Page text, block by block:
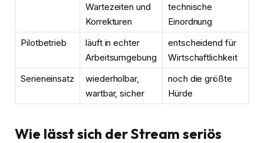
Wartezeiten und
Korrekturen
technische
Einordnung
Pilotbetrieb
läuft in echter
Arbeitsumgebung
entscheidend für
Wirtschaftlichkeit
Serieneinsatz
wiederholbar,
wartbar, sicher
noch die größte
Hürde
Wie lässt sich der Stream seriös